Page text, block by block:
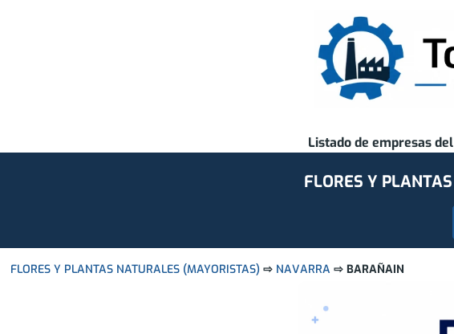
Listado de empresas
FLORES Y
FLORES Y PLANTAS NATURALES (MAYORISTAS) ⇨ NAVARRA ⇨ BARAÑAIN